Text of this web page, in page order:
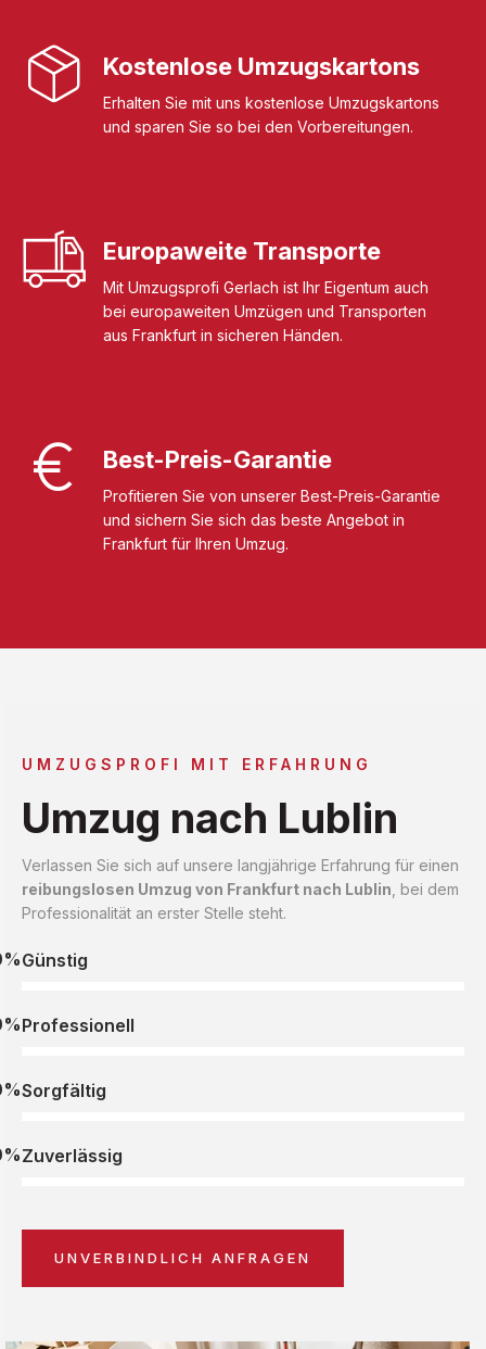
Kostenlose Umzugskartons
Erhalten Sie mit uns kostenlose Umzugskartons
und sparen Sie so bei den Vorbereitungen.
Europaweite Transporte
Mit Umzugsprofi Gerlach ist Ihr Eigentum auch
bei europaweiten Umzügen und Transporten
aus Frankfurt in sicheren Händen.
Best-Preis-Garantie
Profitieren Sie von unserer Best-Preis-Garantie
und sichern Sie sich das beste Angebot in
Frankfurt für Ihren Umzug.
UMZUGSPROFI MIT ERFAHRUNG
Umzug nach Lublin
Verlassen Sie sich auf unsere langjährige Erfahrung für einen
reibungslosen Umzug von Frankfurt nach Lublin , bei dem
Professionalität an erster Stelle steht.
Günstig
Professionell
Sorgfältig
Zuverlässig
UNVERBINDLICH ANFRAGEN